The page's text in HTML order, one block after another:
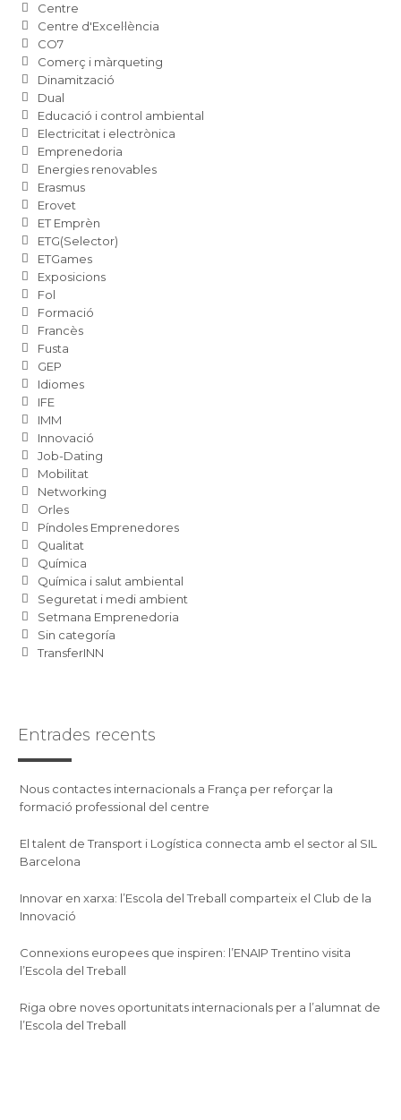
Centre
Centre d'Excel·lència
CO7
Comerç i màrqueting
Dinamització
Dual
Educació i control ambiental
Electricitat i electrònica
Emprenedoria
Energies renovables
Erasmus
Erovet
ET Emprèn
ETG(Selector)
ETGames
Exposicions
Fol
Formació
Francès
Fusta
GEP
Idiomes
IFE
IMM
Innovació
Job-Dating
Mobilitat
Networking
Orles
Píndoles Emprenedores
Qualitat
Química
Química i salut ambiental
Seguretat i medi ambient
Setmana Emprenedoria
Sin categoría
TransferINN
Entrades recents
Nous contactes internacionals a França per reforçar la
formació professional del centre
El talent de Transport i Logística connecta amb el sector al SIL
Barcelona
Innovar en xarxa: l’Escola del Treball comparteix el Club de la
Innovació
Connexions europees que inspiren: l’ENAIP Trentino visita
l’Escola del Treball
Riga obre noves oportunitats internacionals per a l’alumnat de
l’Escola del Treball